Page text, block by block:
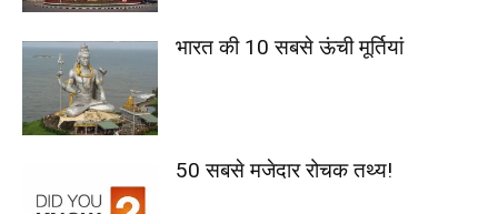
भारत की 10 सबसे ऊंची मूर्तियां
50 सबसे मजेदार रोचक तथ्य!